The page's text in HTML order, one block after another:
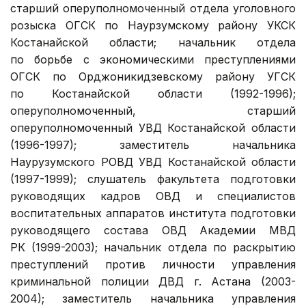
старший оперуполномоченный отдела уголовного
розыска ОГСК по Наурзумскому району УКСК
Костанайской области; начальник отдела
по борьбе с экономическими преступлениями
ОГСК по Орджоникидзевскому району УГСК
по Костанайской области (1992-1996);
оперуполномоченный, старший
оперуполномоченный УВД Костанайской области
(1996-1997); заместитель начальника
Наурузумского РОВД УВД Костанайской области
(1997-1999); слушатель факультета подготовки
руководящих кадров ОВД и специалистов
воспитательных аппаратов института подготовки
руководящего состава ОВД Академии МВД
РК (1999-2003); начальник отдела по раскрытию
преступлений против личности управления
криминальной полиции ДВД г. Астана (2003-
2004); заместитель начальника управления